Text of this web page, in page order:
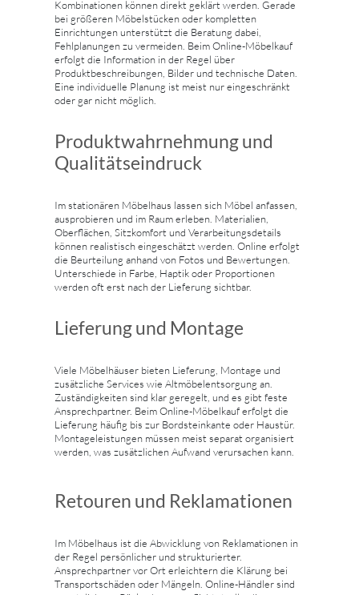
Kombinationen können direkt geklärt werden. Gerade
bei größeren Möbelstücken oder kompletten
Einrichtungen unterstützt die Beratung dabei,
Fehlplanungen zu vermeiden. Beim Online-Möbelkauf
erfolgt die Information in der Regel über
Produktbeschreibungen, Bilder und technische Daten.
Eine individuelle Planung ist meist nur eingeschränkt
oder gar nicht möglich.
Produktwahrnehmung und
Qualitätseindruck
Im stationären Möbelhaus lassen sich Möbel anfassen,
ausprobieren und im Raum erleben. Materialien,
Oberflächen, Sitzkomfort und Verarbeitungsdetails
können realistisch eingeschätzt werden. Online erfolgt
die Beurteilung anhand von Fotos und Bewertungen.
Unterschiede in Farbe, Haptik oder Proportionen
werden oft erst nach der Lieferung sichtbar.
Lieferung und Montage
Viele Möbelhäuser bieten Lieferung, Montage und
zusätzliche Services wie Altmöbelentsorgung an.
Zuständigkeiten sind klar geregelt, und es gibt feste
Ansprechpartner. Beim Online-Möbelkauf erfolgt die
Lieferung häufig bis zur Bordsteinkante oder Haustür.
Montageleistungen müssen meist separat organisiert
werden, was zusätzlichen Aufwand verursachen kann.
Retouren und Reklamationen
Im Möbelhaus ist die Abwicklung von Reklamationen in
der Regel persönlicher und strukturierter.
Ansprechpartner vor Ort erleichtern die Klärung bei
Transportschäden oder Mängeln. Online-Händler sind